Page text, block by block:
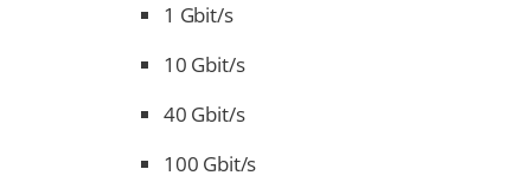
1 Gbit/s
10 Gbit/s
40 Gbit/s
100 Gbit/s